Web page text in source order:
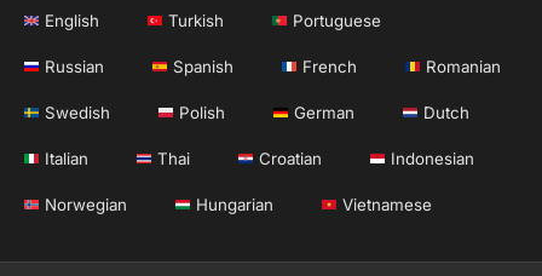
English Turkish Portuguese
Russian Spanish French Romanian
Swedish Polish German Dutch
Italian Thai Croatian Indonesian
Norwegian Hungarian Vietnamese